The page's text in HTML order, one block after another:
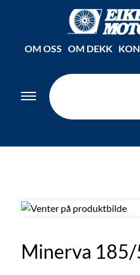
OM OSS OM DEKK
Minerva